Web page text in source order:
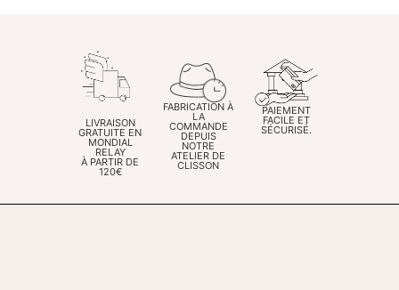
LIVRAISON
GRATUITE EN
MONDIAL
RELAY
À PARTIR DE
120€
FABRICATION À
LA
COMMANDE
DEPUIS
NOTRE
ATELIER DE
CLISSON
PAIEMENT
FACILE ET
SÉCURISÉ.